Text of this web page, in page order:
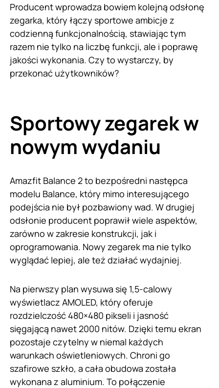
Producent wprowadza bowiem kolejną odsłonę
zegarka, który łączy sportowe ambicje z
codzienną funkcjonalnością, stawiając tym
razem nie tylko na liczbę funkcji, ale i poprawę
jakości wykonania. Czy to wystarczy, by
przekonać użytkowników?
Sportowy zegarek w
nowym wydaniu
Amazfit Balance 2 to bezpośredni następca
modelu Balance, który mimo interesującego
podejścia nie był pozbawiony wad. W drugiej
odsłonie producent poprawił wiele aspektów,
zarówno w zakresie konstrukcji, jak i
oprogramowania. Nowy zegarek ma nie tylko
wyglądać lepiej, ale też działać wydajniej.
Na pierwszy plan wysuwa się 1,5-calowy
wyświetlacz AMOLED, który oferuje
rozdzielczość 480×480 pikseli i jasność
sięgającą nawet 2000 nitów. Dzięki temu ekran
pozostaje czytelny w niemal każdych
warunkach oświetleniowych. Chroni go
szafirowe szkło, a cała obudowa została
wykonana z aluminium. To połączenie